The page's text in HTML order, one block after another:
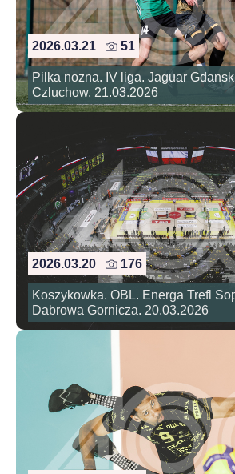
2026.03.21 51
Pilka nozna. IV liga. Jaguar
Czluchow. 21.03.2026
2026.03.20 176
Koszykowka. OBL. Energa Trefl
Dabrowa Gornicza. 20.03.2026